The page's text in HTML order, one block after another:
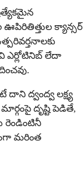
ఊపిరితిత్తుల క్యాన్సర్
ఎర్లోటినిబ్ లేదా
ద్వంద్వ లక్ష్య
దృష్టి పెడితే,
రెండింటినీ
మరింత